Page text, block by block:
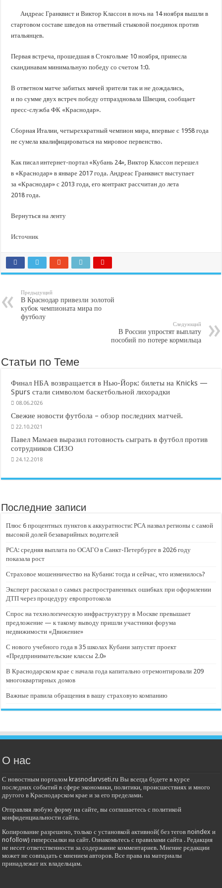
Важные правила обращения в вашу страховую компанию
Андреас Гранквист и Виктор Классон в ночь на 14 ноября вышли в
стартовом составе шведов на ответный стыковой поединок против
итальянцев.
Первая встреча, прошедшая в Стокгольме 10 ноября, принесла
скандинавам минимальную победу со счетом 1:0.
В ответном матче забитых мячей зрители так и не дождались,
и по сумме двух встреч победу отпраздновала Швеция, сообщает
пресс-служба ФК «Краснодар».
Сборная Италии, четырехкратный чемпион мира, впервые с 1958 года
не сумела квалифицироваться на мировое первенство.
Как писал интернет-портал «Кубань 24», Виктор Классон перешел
в «Краснодар» в январе 2017 года. Андреас Гранквист выступает
за «Краснодар» с 2013 года, его контракт рассчитан до лета
2018 года.
Вернуться на ленту
Источник
Предыдущий
В Краснодар привезли золотой
кубок чемпионата мира по
футболу
Следующий
В России упростят выплату
пособий по потере кормильца
Статьи по Теме
Финал НБА возвращается в Нью-Йорк: билеты на Knicks —
Spurs стали символом баскетбольной лихорадки
08.06.2026
Свежие новости футбола – обзор последних матчей.
22.10.2021
Павел Мамаев выразил готовность сыграть в футбол против
сотрудников СИЗО
24.12.2018
Последние записи
Плюс 6 процентных пунктов к аккуратности: РСА назвал регионы с самой
высокой долей безаварийных водителей
РСА: средняя выплата по ОСАГО в Санкт-Петербурге в 2026 году
показала рост
Страховое мошенничество на Кубани: тогда и сейчас, что изменилось?
Эксперт рассказал о самых распространенных ошибках при оформлении
ДТП через процедуру европротокола
Спрос на технологическую инфраструктуру в Москве превышает
предложение — к такому выводу пришли участники форума
недвижимости «Движение»
С нового учебного года в 35 школах Кубани запустят проект
«Предпринимательские классы 2.0»
В Краснодарском крае с начала года капитально отремонтировали 209
многоквартирных домов
Важные правила обращения в вашу страховую компанию
О нас
С новостным порталом krasnodarvseti.ru Вы всегда будете в курсе
последних событий в сфере экономики, политики, происшествиях и много
другого в Краснодарском крае и за его пределами.
Отправляя любую форму на сайте, вы соглашаетесь с политикой
конфиденциальности сайта.
Копирование разрешено, только с установкой активной( без тегов noindex и
nofollow) гиперссылки на сайт. Ознакомьтесь с правилами сайта . Редакция
не несет ответственности за содержание комментариев. Мнение редакции
может не совпадать с мнением авторов. Все права на материалы
принадлежат их владельцам.